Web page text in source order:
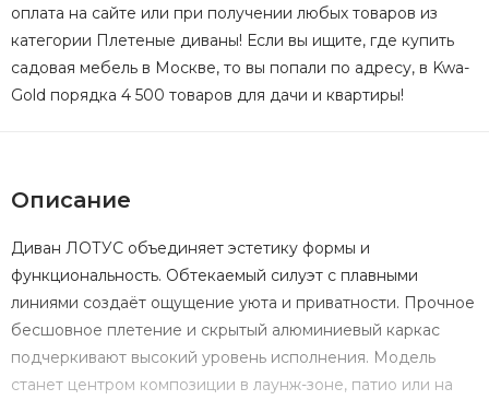
оплата на сайте или при получении любых товаров из
категории Плетеные диваны! Если вы ищите, где купить
садовая мебель в Москве, то вы попали по адресу, в Kwa-
Gold порядка 4 500 товаров для дачи и квартиры!
Описание
Диван ЛОТУС объединяет эстетику формы и
функциональность. Обтекаемый силуэт с плавными
линиями создаёт ощущение уюта и приватности. Прочное
бесшовное плетение и скрытый алюминиевый каркас
подчеркивают высокий уровень исполнения. Модель
станет центром композиции в лаунж-зоне, патио или на